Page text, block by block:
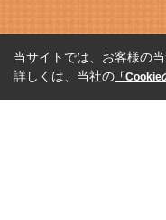
当サイトでは、お客様の
詳しくは、当社の 「Cookie